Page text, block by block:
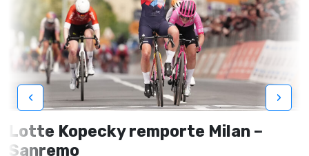
Lotte Kopecky remporte Milan –
Sanremo
‹ ›